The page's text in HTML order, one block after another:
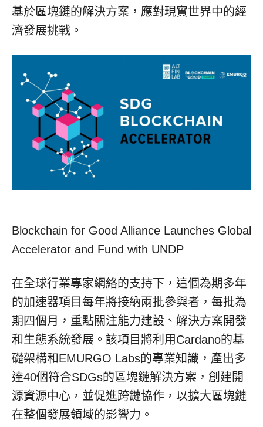
基於區塊鏈的解決方案，應對現實世界中的經
濟發展挑戰。
Blockchain for Good Alliance Launches Global
Accelerator and Fund with UNDP
在全球行業專家網絡的支持下，這個為期多年
的加速器項目每年將接納兩批參與者，每批為
期四個月，重點關注能力建設、解決方案開發
和生態系統發展。該項目將利用Cardano的基
礎架構和EMURGO Labs的專業知識，產出多
達40個符合SDGs的區塊鏈解決方案，創建開
源資源中心，並促進跨鏈協作，以擴大區塊鏈
在整個發展領域的影響力。